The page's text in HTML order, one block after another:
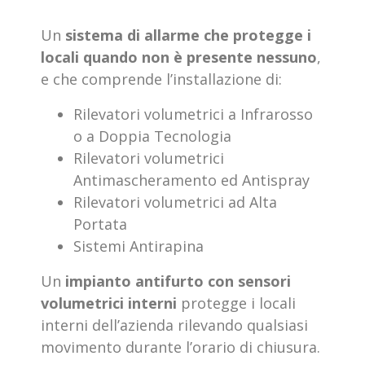
Un sistema di allarme che protegge i
locali quando non è presente nessuno,
e che comprende l’installazione di:
Rilevatori volumetrici a Infrarosso
o a Doppia Tecnologia
Rilevatori volumetrici
Antimascheramento ed Antispray
Rilevatori volumetrici ad Alta
Portata
Sistemi Antirapina
Un impianto antifurto con sensori
volumetrici interni protegge i locali
interni dell’azienda rilevando qualsiasi
movimento durante l’orario di chiusura.